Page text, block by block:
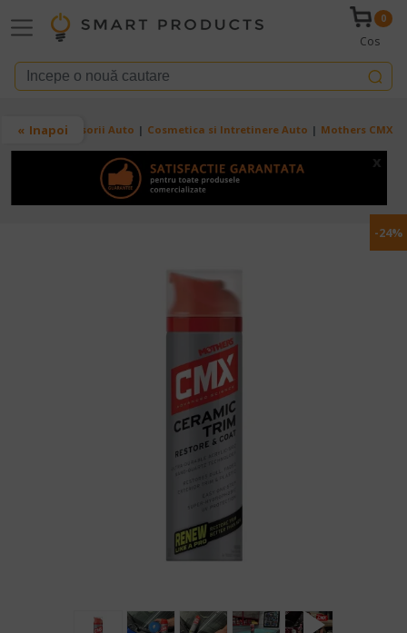
0
Cos
Breadcrumb
Acasa Accesorii Auto Cosmetica si Intretinere Auto Mothers CMX
Inapoi
x
-24%